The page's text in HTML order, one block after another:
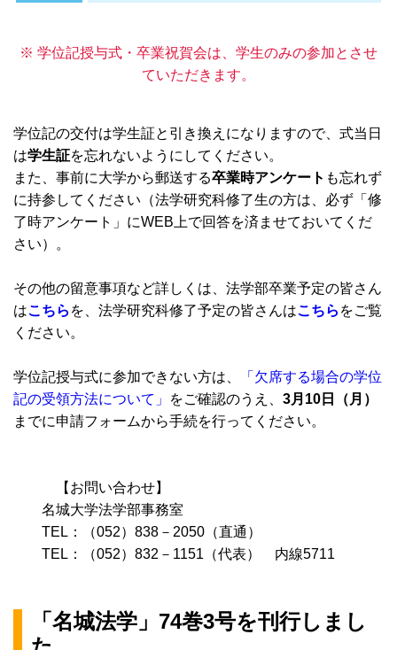
※ 学位記授与式・卒業祝賀会は、学生のみの参加とさせ
ていただきます。
学位記の交付は学生証と引き換えになりますので、式当日
は学生証を忘れないようにしてください。
また、事前に大学から郵送する卒業時アンケート も忘れず
に持参してください（法学研究科修了生の方は、必ず「修
了時アンケート」にWEB上で回答を済ませておいてくだ
さい）。
その他の留意事項など詳しくは、法学部卒業予定の皆さん
はこちら を、法学研究科修了予定の皆さんはこちら をご覧
ください。
学位記授与式に参加できない方は、
「欠席する場合の学位
記の受領方法について」
をご確認のうえ、 3月10日（月）
までに申請フォームから手続を行ってください。
【お問い合わせ】
名城大学法学部事務室
TEL：（052）838－2050（直通）
TEL：（052）832－1151（代表） 内線5711
「名城法学」74巻3号を刊行しまし